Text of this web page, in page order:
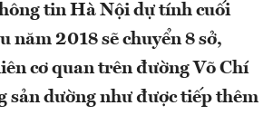
tin Hà Nội dự tính cuối
năm 2018 sẽ chuyển 8 sở,
cơ quan trên đường Võ Chí
sản dường như được tiếp thêm